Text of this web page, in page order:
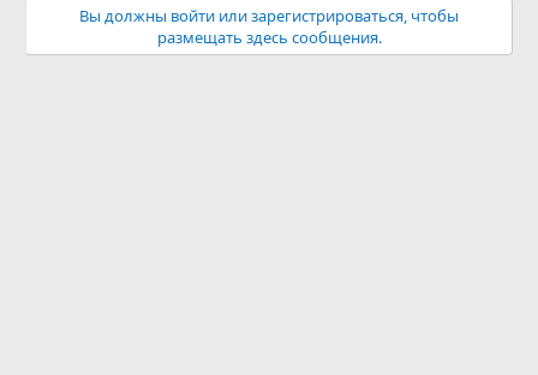
Вы должны войти или зарегистрироваться, чтобы
размещать здесь сообщения.